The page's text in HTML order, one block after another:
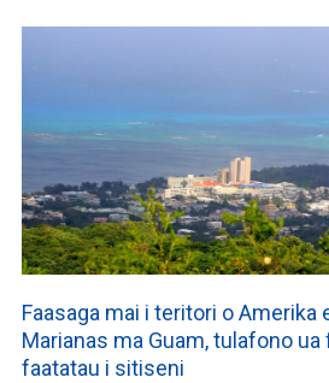
Faasaga mai i teritori o Amerika
Marianas ma Guam, tulafono
faatatau i sitiseni